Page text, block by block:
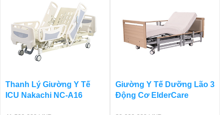
Thanh Lý Giường Y Tế
ICU Nakachi NC-A16
Giường Y Tế Dưỡng Lão 3
Động Cơ ElderCare